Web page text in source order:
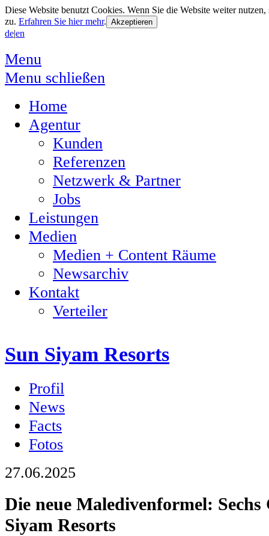
Diese Website benutzt Cookies. Wenn Sie die Website weiter
zu. Erfahren Sie hier mehr.
de|en
Menu
Menu schließen
Home
Agentur
Kunden
Referenzen
Netzwerk & Partner
Jobs
Leistungen
Medien
Medien + Content Räume
Newsarchiv
Kontakt
Verteiler
Sun Siyam Resorts
Profil
News
Facts
Fotos
27.06.2025
Die neue Maledivenformel:
Siyam Resorts